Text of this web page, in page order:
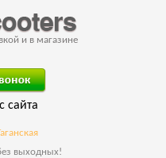
и в магазине
сайта
выходных!